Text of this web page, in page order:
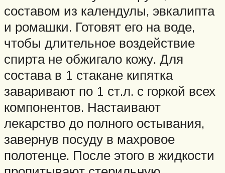
составом из календулы, эвкалипта
и ромашки. Готовят его на воде,
чтобы длительное воздействие
спирта не обжигало кожу. Для
состава в 1 стакане кипятка
заваривают по 1 ст.л. с горкой всех
компонентов. Настаивают
лекарство до полного остывания,
завернув посуду в махровое
полотенце. После этого в жидкости